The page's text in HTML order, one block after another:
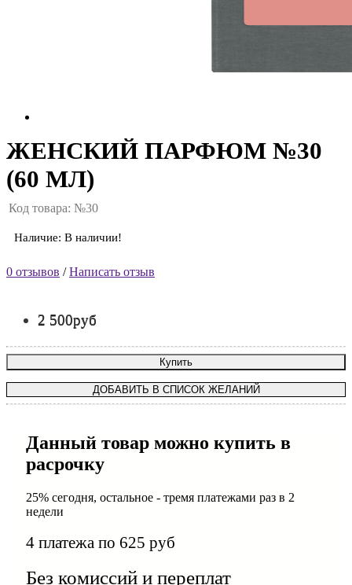
ЖЕНСКИЙ ПАРФЮМ №30
(60 МЛ)
Код товара: №30
Наличие: В наличии!
0 отзывов /Написать отзыв
2 500руб
Купить
ДОБАВИТЬ В СПИСОК ЖЕЛАНИЙ
Данный товар можно купить в
расрочку
25% сегодня, остальное - тремя платежами раз в 2
недели
4 платежа по 625 руб
Без комиссий и переплат